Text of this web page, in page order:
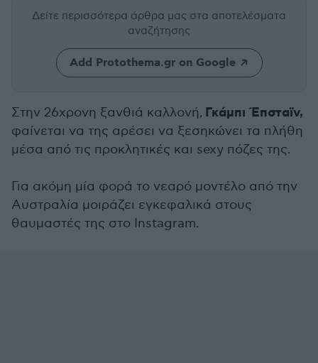
Δείτε περισσότερα άρθρα μας στα αποτελέσματα
αναζήτησης
Add Protothema.gr on Google
Στην 26χρονη ξανθιά καλλονή, Γκάμπι Έπσταϊν,
φαίνεται να της αρέσει να ξεσηκώνει τα πλήθη
μέσα από τις προκλητικές και sexy πόζες της.
Για ακόμη μία φορά το νεαρό μοντέλο από την
Αυστραλία μοιράζει εγκεφαλικά στους
θαυμαστές της στο Instagram.